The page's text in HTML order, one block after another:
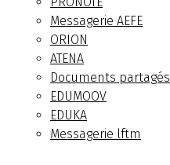
Messagerie AEFE
ORION
ATENA
Documents partagés
EDUMOOV
EDUKA
Messagerie lftm